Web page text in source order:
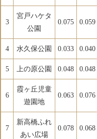
3
宮戸ハケタ
公園
0.075 0.059
4 水久保公園 0.033 0.040
5 上の原公園 0.048 0.048
6
霞ヶ丘児童
遊園地
0.063 0.076
7
新高橋ふれ
あい広場
0.078 0.068